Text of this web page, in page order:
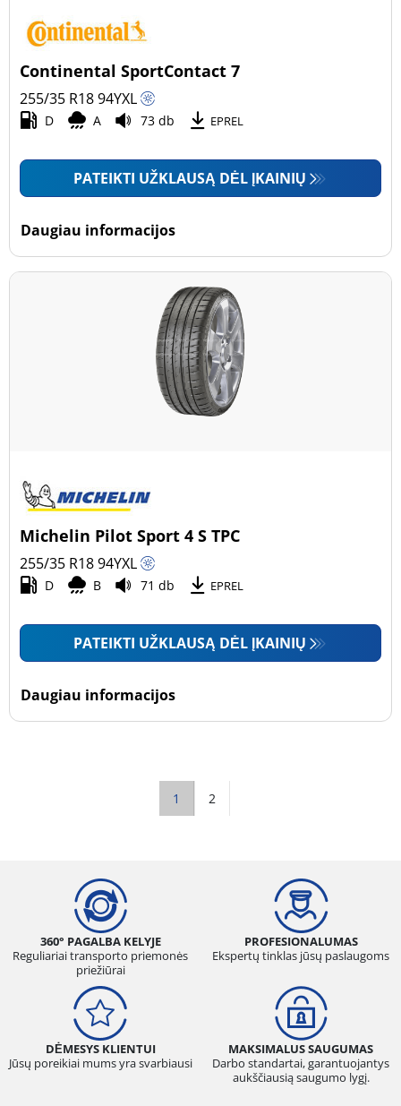
Continental SportContact 7
255/35 R1894YXL
D A 73 db EPREL
PATEIKTI UŽKLAUSĄ DĖL ĮKAINIŲ
Daugiau informacijos
Michelin Pilot Sport 4 S TPC
255/35 R1894YXL
D B 71 db EPREL
PATEIKTI UŽKLAUSĄ DĖL ĮKAINIŲ
Daugiau informacijos
1 2
360° PAGALBA KELYJE
Reguliariai transporto priemonės
priežiūrai
PROFESIONALUMAS
Ekspertų tinklas jūsų paslaugoms
DĖMESYS KLIENTUI
Jūsų poreikiai mums yra svarbiausi
MAKSIMALUS SAUGUMAS
Darbo standartai, garantuojantys
aukščiausią saugumo lygį.